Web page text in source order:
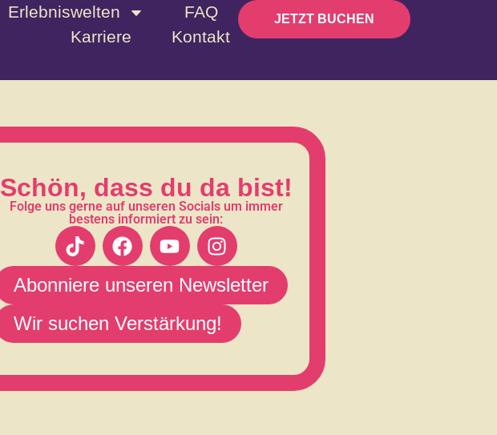
Erlebniswelten
FAQ
Karriere
Kontakt
JETZT BUCHEN
Schön, dass du da bist!
Folge uns gerne auf unseren Socials um immer
bestens informiert zu sein:
Abonniere unseren Newsletter
Wir suchen Verstärkung!